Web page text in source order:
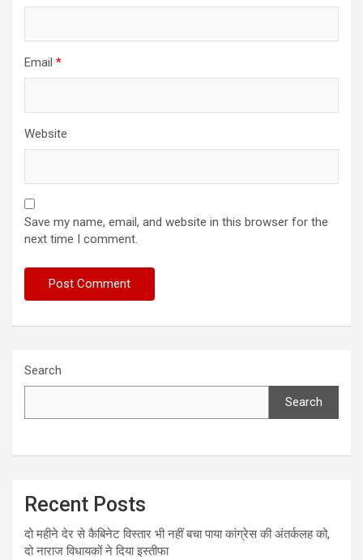
Email *
Website
Save my name, email, and website in this browser for the
next time I comment.
Search
Search
Recent Posts
दो महीने देर से कैबिनेट विस्तार भी नहीं बचा पाया कांग्रेस की अंतर्कलह को,
दो नाराज विधायकों ने दिया इस्तीफा